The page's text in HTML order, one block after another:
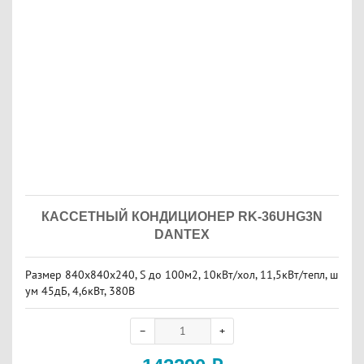
КАССЕТНЫЙ КОНДИЦИОНЕР RK-36UHG3N
DANTEX
Размер 840х840x240, S до 100м2, 10кВт/хол, 11,5кВт/тепл, ш
ум 45дБ, 4,6кВт, 380В